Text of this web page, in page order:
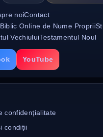
noiContact
Online de Nume Proprii
VechiuluiTestamentul Noul
YouTube
confidențialitate
condiții